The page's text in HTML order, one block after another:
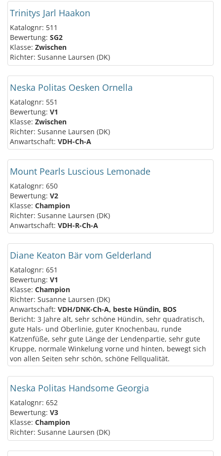
Trinitys Jarl Haakon
Katalognr: 511
Bewertung: SG2
Klasse: Zwischen
Richter: Susanne Laursen (DK)
Neska Politas Oesken Ornella
Katalognr: 551
Bewertung: V1
Klasse: Zwischen
Richter: Susanne Laursen (DK)
Anwartschaft: VDH-Ch-A
Mount Pearls Luscious Lemonade
Katalognr: 650
Bewertung: V2
Klasse: Champion
Richter: Susanne Laursen (DK)
Anwartschaft: VDH-R-Ch-A
Diane Keaton Bär vom Gelderland
Katalognr: 651
Bewertung: V1
Klasse: Champion
Richter: Susanne Laursen (DK)
Anwartschaft: VDH/DNK-Ch-A, beste Hündin, BOS
Bericht: 3 Jahre alt, sehr schöne Hündin, sehr quadratisch,
gute Hals- und Oberlinie, guter Knochenbau, runde
Katzenfüße, sehr gute Länge der Lendenpartie, sehr gute
Kruppe, normale Winkelung vorne und hinten, bewegt sich
von allen Seiten sehr schön, schöne Fellqualität.
Neska Politas Handsome Georgia
Katalognr: 652
Bewertung: V3
Klasse: Champion
Richter: Susanne Laursen (DK)